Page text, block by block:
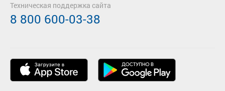
Техническая поддержка сайта
8 800 600-03-38